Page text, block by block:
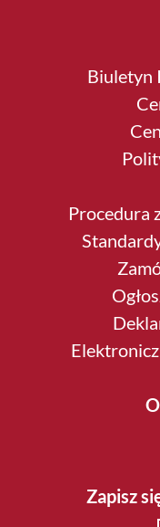
Biuletyn
Procedura
Zapisz